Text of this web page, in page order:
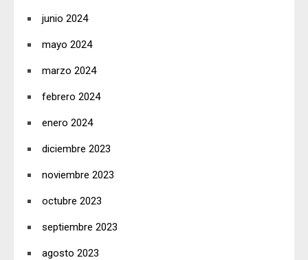
junio 2024
mayo 2024
marzo 2024
febrero 2024
enero 2024
diciembre 2023
noviembre 2023
octubre 2023
septiembre 2023
agosto 2023